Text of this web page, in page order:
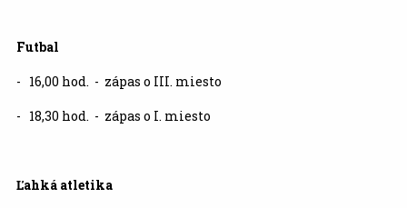
Futbal
- 16,00 hod. - zápas o III. miesto
- 18,30 hod. - zápas o I. miesto
Ľahká atletika